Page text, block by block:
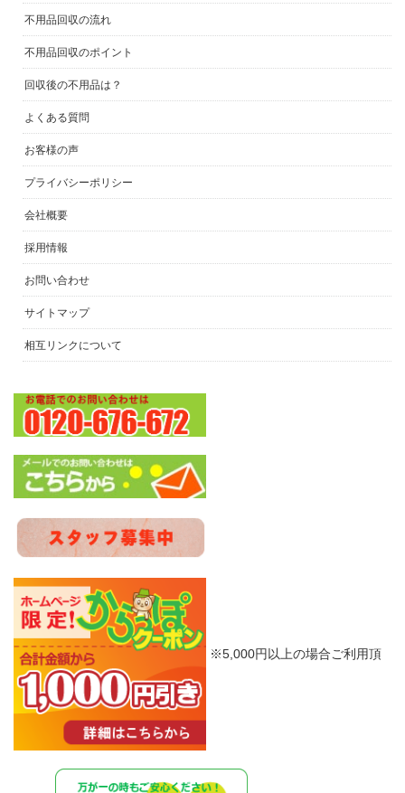
不用品回収の流れ
不用品回収のポイント
回収後の不用品は？
よくある質問
お客様の声
プライバシーポリシー
会社概要
採用情報
お問い合わせ
サイトマップ
相互リンクについて
※5,000円以上の場合ご利用頂